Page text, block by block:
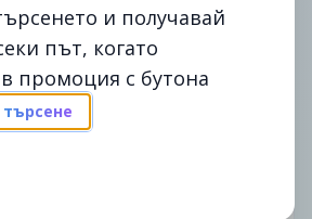
до 31/10
изтекла
и получавай
път, когато
промоция с бутона